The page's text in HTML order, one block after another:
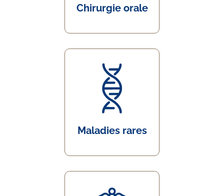
Chirurgie orale
Maladies rares